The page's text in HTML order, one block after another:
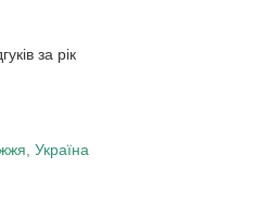
за рік
Україна